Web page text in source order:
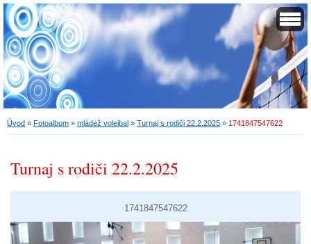
Úvod » Fotoalbum » mládež volejbal » Turnaj s rodiči 22.2.2025 » 1741847547622
Turnaj s rodiči 22.2.2025
1741847547622